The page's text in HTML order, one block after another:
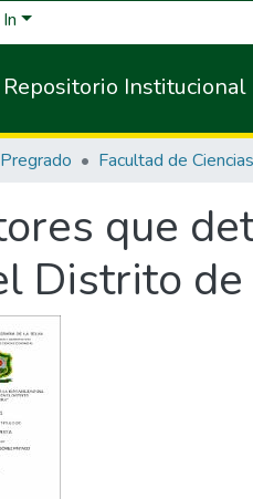
Repositorio Institucional
Pregrado
que
Distrito